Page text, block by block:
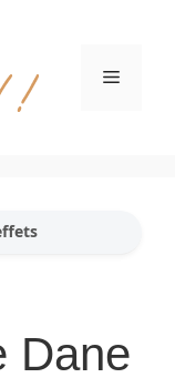
Menu
Dane